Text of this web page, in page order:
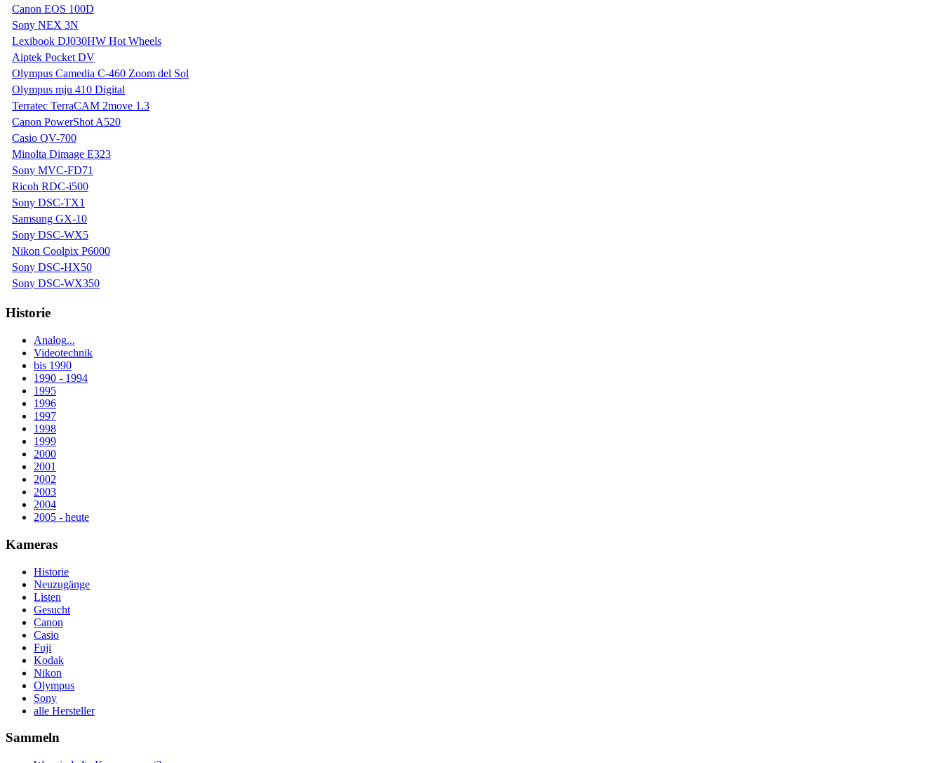
Canon EOS 100D
Sony NEX 3N
Lexibook DJ030HW Hot Wheels
Aiptek Pocket DV
Olympus Camedia C-460 Zoom del Sol
Olympus mju 410 Digital
Terratec TerraCAM 2move 1.3
Canon PowerShot A520
Casio QV-700
Minolta Dimage E323
Sony MVC-FD71
Ricoh RDC-i500
Sony DSC-TX1
Samsung GX-10
Sony DSC-WX5
Nikon Coolpix P6000
Sony DSC-HX50
Sony DSC-WX350
Historie
Analog...
Videotechnik
bis 1990
1990 - 1994
1995
1996
1997
1998
1999
2000
2001
2002
2003
2004
2005 - heute
Kameras
Historie
Neuzugänge
Listen
Gesucht
Canon
Casio
Fuji
Kodak
Nikon
Olympus
Sony
alle Hersteller
Sammeln